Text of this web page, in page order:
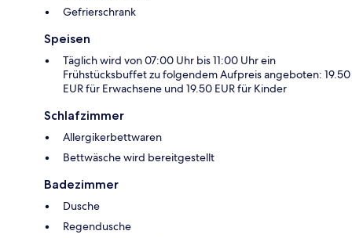
Gefrierschrank
Speisen
Täglich wird von 07:00 Uhr bis 11:00 Uhr ein
Frühstücksbuffet zu folgendem Aufpreis angeboten: 19.50
EUR für Erwachsene und 19.50 EUR für Kinder
Schlafzimmer
Allergikerbettwaren
Bettwäsche wird bereitgestellt
Badezimmer
Dusche
Regendusche